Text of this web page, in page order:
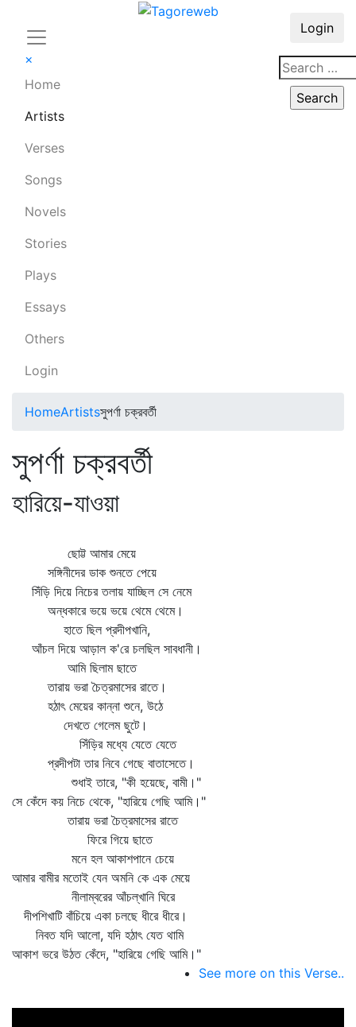
×
Home
Artists
Verses
Songs
Novels
Stories
Plays
Essays
Others
Login
Login
HomeArtistsসুপর্ণা চক্রবর্তী
সুপর্ণা চক্রবর্তী
হারিয়ে-যাওয়া
ছোট্ট আমার মেয়ে
সঙ্গিনীদের ডাক শুনতে পেয়ে
সিঁড়ি দিয়ে নিচের তলায় যাচ্ছিল সে নেমে
অন্ধকারে ভয়ে ভয়ে থেমে থেমে।
হাতে ছিল প্রদীপখানি,
আঁচল দিয়ে আড়াল ক'রে চলছিল সাবধানী।
আমি ছিলাম ছাতে
তারায় ভরা চৈত্রমাসের রাতে।
হঠাৎ মেয়ের কান্না শুনে, উঠে
দেখতে গেলেম ছুটে।
সিঁড়ির মধ্যে যেতে যেতে
প্রদীপটা তার নিবে গেছে বাতাসেতে।
শুধাই তারে, "কী হয়েছে, বামী।"
সে কেঁদে কয় নিচে থেকে, "হারিয়ে গেছি আমি।"
তারায় ভরা চৈত্রমাসের রাতে
ফিরে গিয়ে ছাতে
মনে হল আকাশপানে চেয়ে
আমার বামীর মতোই যেন অমনি কে এক মেয়ে
নীলাম্বরের আঁচল্‌খানি ঘিরে
দীপশিখাটি বাঁচিয়ে একা চলছে ধীরে ধীরে।
নিবত যদি আলো, যদি হঠাৎ যেত থামি
আকাশ ভরে উঠত কেঁদে, "হারিয়ে গেছি আমি।"
See more on this Verse..